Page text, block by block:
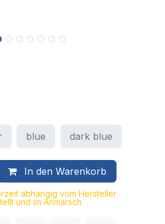
blue dark blue
In den Warenkorb
abhängig vom Hersteller
und im Anmarsch